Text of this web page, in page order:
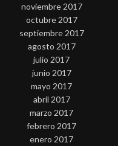
noviembre 2017
octubre 2017
septiembre 2017
agosto 2017
julio 2017
junio 2017
mayo 2017
abril 2017
marzo 2017
febrero 2017
enero 2017